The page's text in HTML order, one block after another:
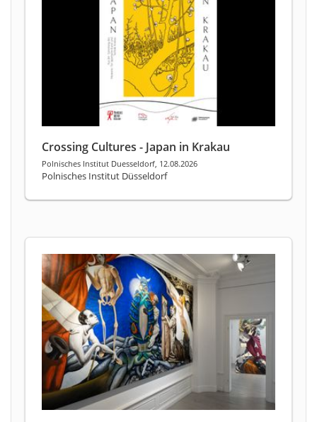
Crossing Cultures - Japan in Krakau
Polnisches Institut Duesseldorf, 12.08.2026
Polnisches Institut Düsseldorf